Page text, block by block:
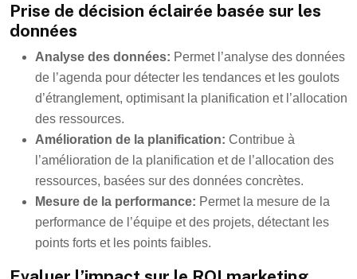
Prise de décision éclairée basée sur les
données
Analyse des données: Permet l’analyse des données
de l’agenda pour détecter les tendances et les goulots
d’étranglement, optimisant la planification et l’allocation
des ressources.
Amélioration de la planification: Contribue à
l’amélioration de la planification et de l’allocation des
ressources, basées sur des données concrètes.
Mesure de la performance: Permet la mesure de la
performance de l’équipe et des projets, détectant les
points forts et les points faibles.